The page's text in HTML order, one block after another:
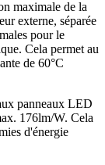
maximale de la
externe, séparée
pour le
Cela permet au
de 60°C
panneaux LED
176lm/W. Cela
d'énergie